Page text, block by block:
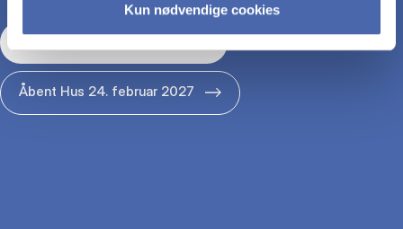
Kun nødvendige cookies
Åbent Hus 29. januar 2027
Åbent Hus 24. februar 2027